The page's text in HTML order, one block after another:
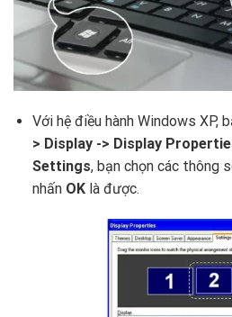
Với hệ điều hành Windows XP,
> Display -> Display
Settings, bạn chọn các thông
nhấnOKlà được.